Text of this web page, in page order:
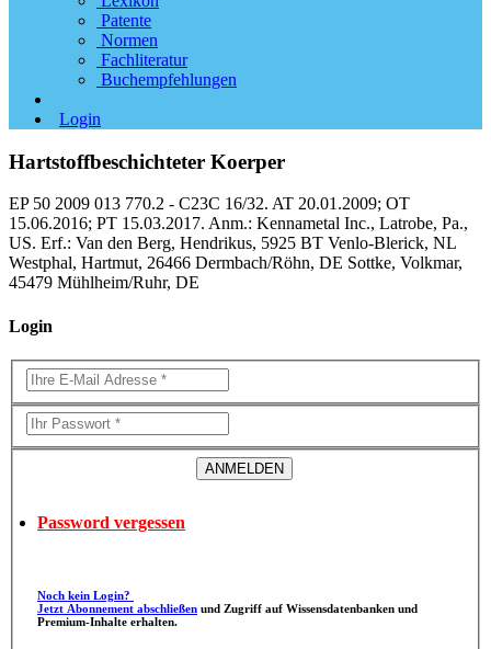
Patente
Normen
Fachliteratur
Buchempfehlungen
Login
Hartstoffbeschichteter Koerper
EP 50 2009 013 770.2 - C23C 16/32. AT 20.01.2009; OT
15.06.2016; PT 15.03.2017. Anm.: Kennametal Inc., Latrobe, Pa.,
US. Erf.: Van den Berg, Hendrikus, 5925 BT Venlo-Blerick, NL
Westphal, Hartmut, 26466 Dermbach/Röhn, DE Sottke, Volkmar,
45479 Mühlheim/Ruhr, DE
Login
Password vergessen
Noch kein Login?
Jetzt Abonnement abschließen
Premium-Inhalte erhalten.